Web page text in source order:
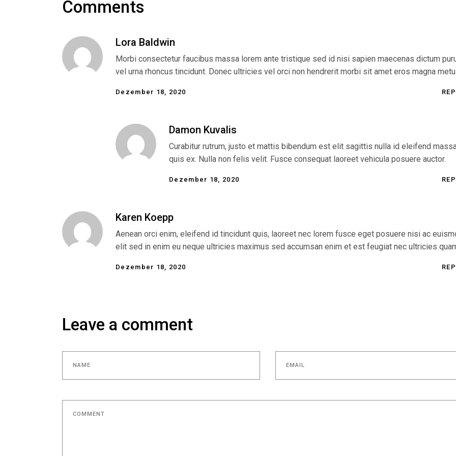
Comments
Lora Baldwin
Morbi consectetur faucibus massa lorem ante tristique sed id nisi sapien maecenas dictum
vel urna rhoncus tincidunt. Donec ultricies vel orci non hendrerit morbi sit amet eros magna
Dezember 18, 2020
Damon Kuvalis
Curabitur rutrum, justo et mattis bibendum est elit sagittis nulla id eleifend
quis ex. Nulla non felis velit. Fusce consequat laoreet vehicula posuere auctor.
Dezember 18, 2020
Karen Koepp
Aenean orci enim, eleifend id tincidunt quis, laoreet nec lorem fusce eget posuere nisi ac
elit sed in enim eu neque ultricies maximus sed accumsan enim et est feugiat nec ultricies
Dezember 18, 2020
Leave a comment